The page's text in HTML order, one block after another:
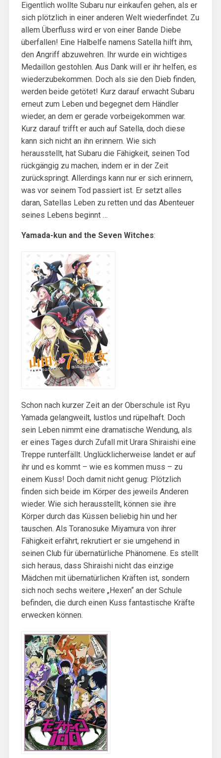
Eigentlich wollte Subaru nur einkaufen gehen, als er
sich plötzlich in einer anderen Welt wiederfindet. Zu
allem Überfluss wird er von einer Bande Diebe
überfallen! Eine Halbelfe namens Satella hilft ihm,
den Angriff abzuwehren. Ihr wurde ein wichtiges
Medaillon gestohlen. Aus Dank will er ihr helfen, es
wiederzubekommen. Doch als sie den Dieb finden,
werden beide getötet! Kurz darauf erwacht Subaru
erneut zum Leben und begegnet dem Händler
wieder, an dem er gerade vorbeigekommen war.
Kurz darauf trifft er auch auf Satella, doch diese
kann sich nicht an ihn erinnern. Wie sich
herausstellt, hat Subaru die Fähigkeit, seinen Tod
rückgängig zu machen, indem er in der Zeit
zurückspringt. Allerdings kann nur er sich erinnern,
was vor seinem Tod passiert ist. Er setzt alles
daran, Satellas Leben zu retten und das Abenteuer
seines Lebens beginnt …
Yamada-kun and the Seven Witches:
Schon nach kurzer Zeit an der Oberschule ist Ryu
Yamada gelangweilt, lustlos und rüpelhaft. Doch
sein Leben nimmt eine dramatische Wendung, als
er eines Tages durch Zufall mit Urara Shiraishi eine
Treppe runterfällt. Unglücklicherweise landet er auf
ihr und es kommt – wie es kommen muss – zu
einem Kuss! Doch damit nicht genug: Plötzlich
finden sich beide im Körper des jeweils Anderen
wieder. Wie sich herausstellt, können sie ihre
Körper durch das Küssen beliebig hin und her
tauschen. Als Toranosuke Miyamura von ihrer
Fähigkeit erfährt, rekrutiert er sie umgehend in
seinen Club für übernatürliche Phänomene. Es stellt
sich heraus, dass Shiraishi nicht das einzige
Mädchen mit übernatürlichen Kräften ist, sondern
sich noch sechs weitere „Hexen“ an der Schule
befinden, die durch einen Kuss fantastische Kräfte
erwecken können.